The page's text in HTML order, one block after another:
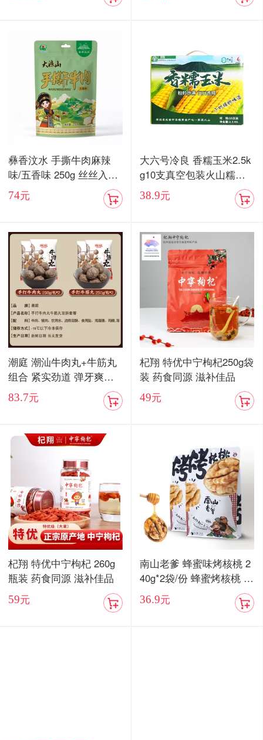
彝香汶水 手撕牛肉麻辣
味/五香味 250g 丝丝入味
入口化渣
74元
大六号冷良 香糯玉米2.5k
g10支真空包装火山糯玉
米
38.9元
潮庭 潮汕牛肉丸+牛筋丸
组合 紧实劲道 弹牙爽口
顺丰包邮
83.7元
杞翔 特优中宁枸杞250g袋
装 药食同源 滋补佳品
49元
杞翔 特优中宁枸杞 260g
瓶装 药食同源 滋补佳品
59元
南山老爹 蜂蜜味烤核桃 2
40g*2袋/份 蜂蜜烤核桃 酥
脆香甜
36.9元